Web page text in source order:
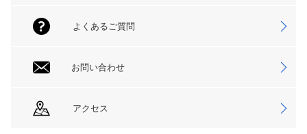
よくあるご質問
お問い合わせ
アクセス